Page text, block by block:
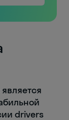
drivers